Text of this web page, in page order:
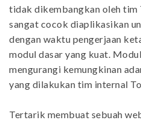
tidak dikembangkan oleh tim
sangat cocok diaplikasikan
dengan waktu pengerjaan
modul dasar yang kuat.
mengurangi kemungkinan
yang dilakukan tim internal
Tertarik membuat sebuah